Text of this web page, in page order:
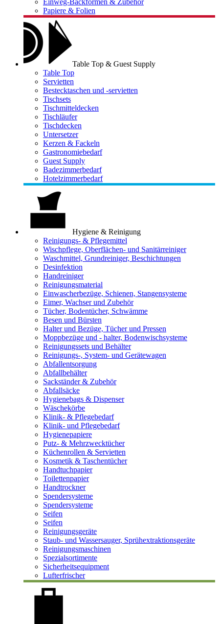
Einweg-Backformen & Zubehör
Papiere & Folien
Table Top & Guest Supply
Table Top
Servietten
Bestecktaschen und -servietten
Tischsets
Tischmitteldecken
Tischläufer
Tischdecken
Untersetzer
Kerzen & Fackeln
Gastronomiebedarf
Guest Supply
Badezimmerbedarf
Hotelzimmerbedarf
Hygiene & Reinigung
Reinigungs- & Pflegemittel
Wischpflege, Oberflächen- und Sanitärreiniger
Waschmittel, Grundreiniger, Beschichtungen
Desinfektion
Handreiniger
Reinigungsmaterial
Einwascherbezüge, Schienen, Stangensysteme
Eimer, Wachser und Zubehör
Tücher, Bodentücher, Schwämme
Besen und Bürsten
Halter und Bezüge, Tücher und Pressen
Moppbezüge und - halter, Bodenwischsysteme
Reinigungssets und Behälter
Reinigungs-, System- und Gerätewagen
Abfallentsorgung
Abfallbehälter
Sackständer & Zubehör
Abfallsäcke
Hygienebags & Dispenser
Wäschekörbe
Klinik- & Pflegebedarf
Klinik- und Pflegebedarf
Hygienepapiere
Putz- & Mehrzwecktücher
Küchenrollen & Servietten
Kosmetik & Taschentücher
Handtuchpapier
Toilettenpapier
Handtrockner
Spendersysteme
Spendersysteme
Seifen
Seifen
Reinigungsgeräte
Staub- und Wassersauger, Sprühextraktionsgeräte
Reinigungsmaschinen
Spezialsortimente
Sicherheitsequipment
Lufterfrischer